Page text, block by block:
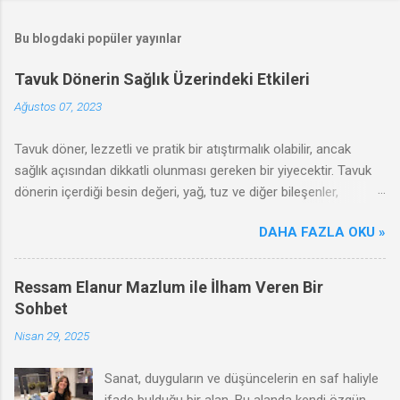
Bu blogdaki popüler yayınlar
Tavuk Dönerin Sağlık Üzerindeki Etkileri
Ağustos 07, 2023
Tavuk döner, lezzetli ve pratik bir atıştırmalık olabilir, ancak
sağlık açısından dikkatli olunması gereken bir yiyecektir. Tavuk
dönerin içerdiği besin değeri, yağ, tuz ve diğer bileşenler,
makalede, tavuk dönerin olumsuz etkileri, zararları ve sağlıklı
tüketim ipuçları hakkında bilgi vereceğiz.
DAHA FAZLA OKU »
Ressam Elanur Mazlum ile İlham Veren Bir
Sohbet
Nisan 29, 2025
Sanat, duyguların ve düşüncelerin en saf haliyle